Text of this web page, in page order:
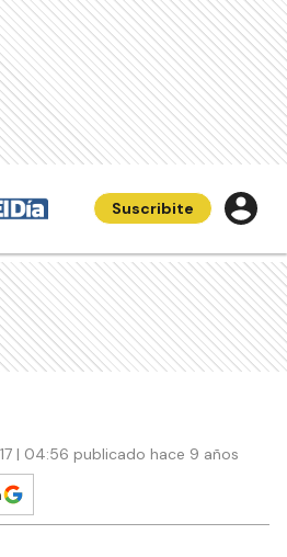
Suscribite
| 04:56 publicado hace 9 años